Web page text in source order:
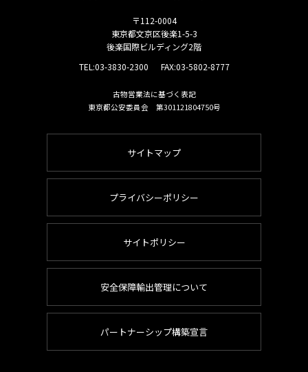
〒112-0004
東京都文京区後楽1-5-3
後楽国際ビルディング2階
TEL:03-3830-2300 FAX:03-5802-8777
古物営業法に基づく表記
東京都公安委員会 第301121804750号
サイトマップ
プライバシーポリシー
サイトポリシー
安全保障輸出管理について
パートナーシップ構築宣言